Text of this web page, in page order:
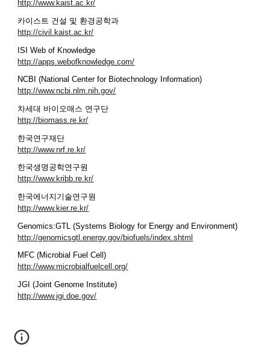
http://www.kaist.ac.kr/
카이스트 건설 및 환경공학과
http://civil.kaist.ac.kr/
ISI Web of Knowledge
http://apps.webofknowledge.com/
NCBI (National Center for Biotechnology Information)
http://www.ncbi.nlm.nih.gov/
차세대 바이오매스 연구단
http://biomass.re.kr/
한국연구재단
http://www.nrf.re.kr/
한국생명공학연구원
http://www.kribb.re.kr/
한국에너지기술연구원
http://www.kier.re.kr/
Genomics:GTL (Systems Biology for Energy and Environment)
http://genomicsgtl.energy.gov/biofuels/index.shtml
MFC (Microbial Fuel Cell)
http://www.microbialfuelcell.org/
JGI (Joint Genome Institute)
http://www.jgi.doe.gov/